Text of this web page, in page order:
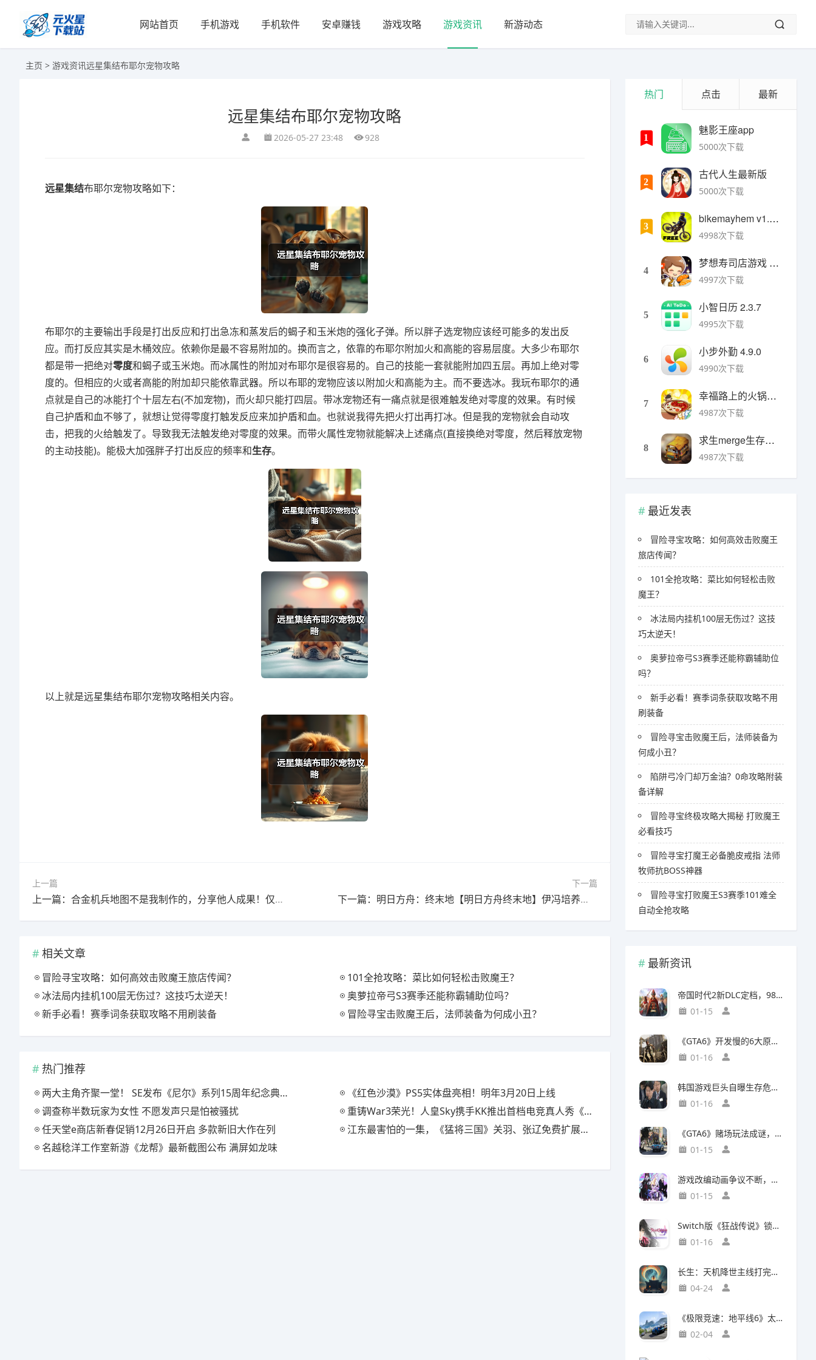
网站首页 手机游戏 手机软件 安卓赚钱 游戏攻略 游戏资讯 新游动态
主页 > 游戏资讯远星集结布耶尔宠物攻略
远星集结布耶尔宠物攻略
2026-05-27 23:48 928
远星集结布耶尔宠物攻略如下：
布耶尔的主要输出手段是打出反应和打出急冻和蒸发后的蝎子和玉米炮的强化子弹。所以胖子选宠物应该经可能多的发出反
应。而打反应其实是木桶效应。依赖你是最不容易附加的。换而言之，依靠的布耶尔附加火和高能的容易层度。大多少布耶尔
都是带一把绝对零度和蝎子或玉米炮。而冰属性的附加对布耶尔是很容易的。自己的技能一套就能附加四五层。再加上绝对零
度的。但相应的火或者高能的附加却只能依靠武器。所以布耶的宠物应该以附加火和高能为主。而不要选冰。我玩布耶尔的通
点就是自己的冰能打个十层左右(不加宠物)，而火却只能打四层。带冰宠物还有一痛点就是很难触发绝对零度的效果。有时候
自己护盾和血不够了，就想让觉得零度打触发反应来加护盾和血。也就说我得先把火打出再打冰。但是我的宠物就会自动攻
击，把我的火给触发了。导致我无法触发绝对零度的效果。而带火属性宠物就能解决上述痛点(直接换绝对零度，然后释放宠物
的主动技能)。能极大加强胖子打出反应的频率和生存。
以上就是远星集结布耶尔宠物攻略相关内容。
上一篇
上一篇：合金机兵地图不是我制作的，分享他人成果！仅供分享
下一篇
下一篇：明日方舟：终末地【明日方舟终末地】伊冯培养一图流
相关文章
冒险寻宝攻略：如何高效击败魔王旅店传闻？
101全抢攻略：菜比如何轻松击败魔王？
冰法局内挂机100层无伤过？这技巧太逆天！
奥萝拉帝弓S3赛季还能称霸辅助位吗？
新手必看！赛季词条获取攻略不用刷装备
冒险寻宝击败魔王后，法师装备为何成小丑？
热门推荐
两大主角齐聚一堂！ SE发布《尼尔》系列15周年纪念典藏套装
《红色沙漠》PS5实体盘亮相！明年3月20日上线
调查称半数玩家为女性 不愿发声只是怕被骚扰
重铸War3荣光！人皇Sky携手KK推出首档电竞真人秀《寻找下一个Sky》
任天堂e商店新春促销12月26日开启 多款新旧大作在列
江东最害怕的一集，《猛将三国》关羽、张辽免费扩展包现已上线
名越稔洋工作室新游《龙帮》最新截图公布 满屏如龙味
热门 点击 最新
1
魅影王座app
5000次下载
2
古代人生最新版
5000次下载
3
bikemayhem v1.6.2安卓版
4998次下载
4
梦想寿司店游戏 v4.14.1安卓版
4997次下载
5
小智日历 2.3.7
4995次下载
6
小步外勤 4.9.0
4990次下载
7
幸福路上的火锅店官方版 v5.3.5安卓版
4987次下载
8
求生merge生存之地手机版 v1.48.0安卓版
4987次下载
最近发表
冒险寻宝攻略：如何高效击败魔王
旅店传闻？
101全抢攻略：菜比如何轻松击败
魔王？
冰法局内挂机100层无伤过？这技
巧太逆天！
奥萝拉帝弓S3赛季还能称霸辅助位
吗？
新手必看！赛季词条获取攻略不用
刷装备
冒险寻宝击败魔王后，法师装备为
何成小丑？
陷阱弓冷门却万金油？0命攻略附装
备详解
冒险寻宝终极攻略大揭秘 打败魔王
必看技巧
冒险寻宝打魔王必备脆皮戒指 法师
牧师抗BOSS神器
冒险寻宝打败魔王S3赛季101难全
自动全抢攻略
最新资讯
帝国时代2新DLC定档，98元预购竟藏三大美洲文明秘密
01-15
《GTA6》开发慢的6大原因，竟与编剧离职和内部矛盾有关
01-16
韩国游戏巨头自曝生存危机，竟要靠AI以一敌百对抗中国
01-16
《GTA6》赌场玩法成谜，50国曾因赌博功能封禁前作
01-15
游戏改编动画争议不断，编剧被踢出局背后竟有隐情
01-15
Switch版《狂战传说》锁定30帧，次世代主机却能60帧流畅运行，差距背后有何玄机？
01-16
长生：天机降世主线打完了，说一下大概情况吧
04-24
《极限竞速：地平线6》太真实震惊玩家：这跟现实的日本一样！
02-04